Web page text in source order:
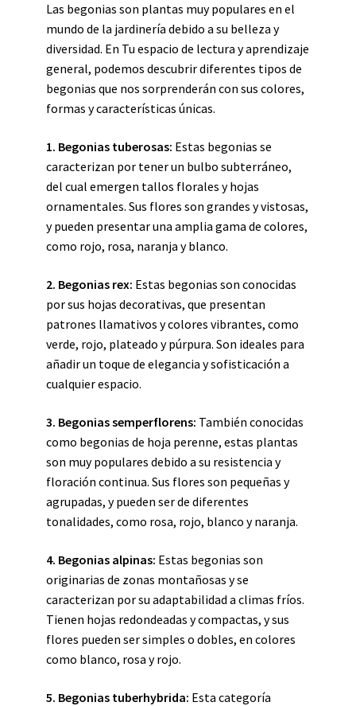
Las begonias son plantas muy populares en el
mundo de la jardinería debido a su belleza y
diversidad. En Tu espacio de lectura y aprendizaje
general, podemos descubrir diferentes tipos de
begonias que nos sorprenderán con sus colores,
formas y características únicas.
1. Begonias tuberosas: Estas begonias se
caracterizan por tener un bulbo subterráneo,
del cual emergen tallos florales y hojas
ornamentales. Sus flores son grandes y vistosas,
y pueden presentar una amplia gama de colores,
como rojo, rosa, naranja y blanco.
2. Begonias rex: Estas begonias son conocidas
por sus hojas decorativas, que presentan
patrones llamativos y colores vibrantes, como
verde, rojo, plateado y púrpura. Son ideales para
añadir un toque de elegancia y sofisticación a
cualquier espacio.
3. Begonias semperflorens: También conocidas
como begonias de hoja perenne, estas plantas
son muy populares debido a su resistencia y
floración continua. Sus flores son pequeñas y
agrupadas, y pueden ser de diferentes
tonalidades, como rosa, rojo, blanco y naranja.
4. Begonias alpinas: Estas begonias son
originarias de zonas montañosas y se
caracterizan por su adaptabilidad a climas fríos.
Tienen hojas redondeadas y compactas, y sus
flores pueden ser simples o dobles, en colores
como blanco, rosa y rojo.
5. Begonias tuberhybrida: Esta categoría